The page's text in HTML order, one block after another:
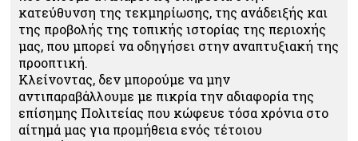
κατεύθυνση της τεκμηρίωσης, της ανάδειξής και
της προβολής της τοπικής ιστορίας της περιοχής
μας, που μπορεί να οδηγήσει στην αναπτυξιακή της
προοπτική.
Κλείνοντας, δεν μπορούμε να μην
αντιπαραβάλλουμε με πικρία την αδιαφορία της
επίσημης Πολιτείας που κώφευε τόσα χρόνια στο
αίτημά μας για προμήθεια ενός τέτοιου